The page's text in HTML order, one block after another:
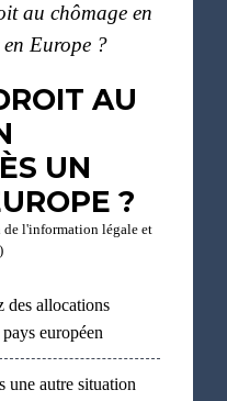
au chômage en
Europe ?
AU
UN
?
l'information légale et
des allocations
européen
une autre situation